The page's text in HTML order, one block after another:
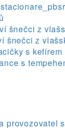
šnečci z
šnečci z
s kefírem
s
provozovatel